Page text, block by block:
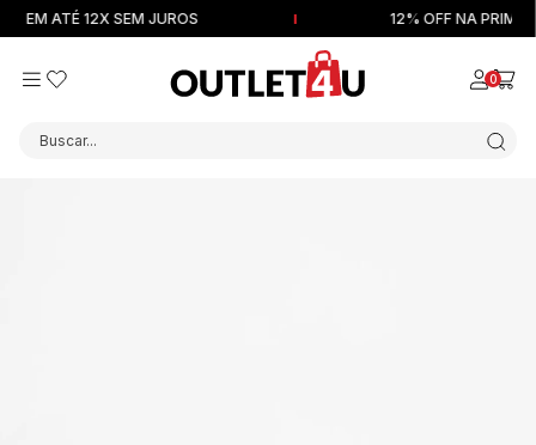
ATÉ 12X SEM JUROS 12% OFF NA PRIMEIRA
0
Buscar...